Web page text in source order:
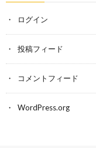
ログイン
投稿フィード
コメントフィード
WordPress.org